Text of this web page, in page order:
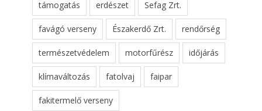
támogatás erdészet Sefag Zrt.
favágó verseny Északerdő Zrt. rendőrség
természetvédelem motorfűrész időjárás
klímaváltozás fatolvaj faipar
fakitermelő verseny